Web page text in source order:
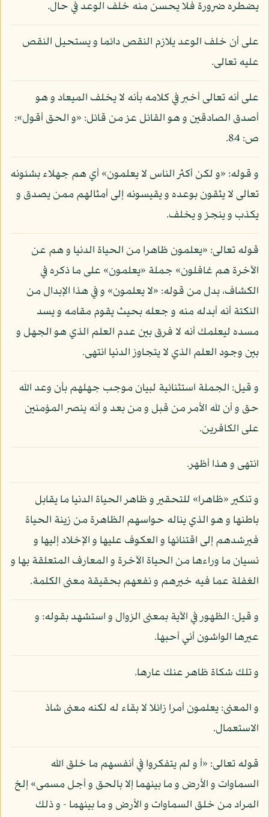
يضطره ضرورة فلا يحسن منه خلف الوعد في حال.
على أن خلف الوعد يلازم النقص دائما و يستحيل النقص
عليه تعالى.
على أنه تعالى أخبر في كلامه بأنه لا يخلف الميعاد و هو
أصدق الصادقين و هو القائل عز من قائل: «و الحق أقول»:
ص: 84.
و قوله: «و لكن أكثر الناس لا يعلمون» أي هم جهلاء بشئونه
تعالى لا يثقون بوعده و يقيسونه إلى أمثالهم ممن يصدق و
يكذب و ينجز و يخلف.
قوله تعالى: «يعلمون ظاهرا من الحياة الدنيا و هم عن
الآخرة هم غافلون» جملة «يعلمون» على ما ذكره في
الكشاف، بدل من قوله: «لا يعلمون» و في هذا الإبدال من
النكتة أنه أبدله منه و جعله بحيث يقوم مقامه و يسد
مسده ليعلمك أنه لا فرق بين عدم العلم الذي هو الجهل و
بين وجود العلم الذي لا يتجاوز الدنيا انتهى.
و قيل: الجملة استثنائية لبيان موجب جهلهم بأن وعد الله
حق و أن لله الأمر من قبل و من بعد و أنه ينصر المؤمنين
على الكافرين.
انتهى و هذا أظهر.
و تنكير «ظاهرا» للتحقير و ظاهر الحياة الدنيا ما يقابل
باطنها و هو الذي يناله حواسهم الظاهرة من زينة الحياة
فيرشدهم إلى اقتنائها و العكوف عليها و الإخلاد إليها و
نسيان ما وراءها من الحياة الآخرة و المعارف المتعلقة بها و
الغفلة عما فيه خيرهم و نفعهم بحقيقة معنى الكلمة.
و قيل: الظهور في الآية بمعنى الزوال و استشهد بقوله: و
عيرها الواشون أني أحبها.
و تلك شكاة ظاهر عنك عارها.
و المعنى: يعلمون أمرا زائلا لا بقاء له لكنه معنى شاذ
الاستعمال.
قوله تعالى: «أ و لم يتفكروا في أنفسهم ما خلق الله
السماوات و الأرض و ما بينهما إلا بالحق و أجل مسمى» إلخ
المراد من خلق السماوات و الأرض و ما بينهما - و ذلك